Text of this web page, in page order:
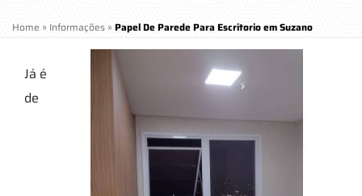
Home » Informações » Papel De Parede Para Escritorio em Suzano
Já é
de